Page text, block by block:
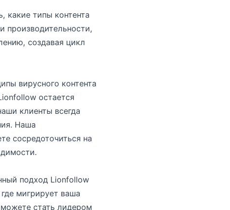
какие типы контента
производительности,
создавая цикл
вирусного контента
остается
клиенты всегда
Наша
сосредоточиться на
подход Lionfollow
мигрирует ваша
стать лидером